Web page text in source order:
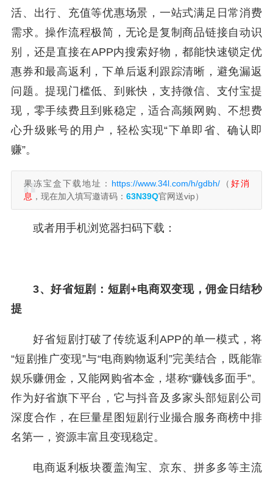
活、出行、充值等优惠场景，一站式满足日常消费
需求。操作流程极简，无论是复制商品链接自动识
别，还是直接在APP内搜索好物，都能快速锁定优
惠券和最高返利，下单后返利跟踪清晰，避免漏返
问题。提现门槛低、到账快，支持微信、支付宝提
现，零手续费且到账稳定，适合高频网购、不想费
心升级账号的用户，轻松实现“下单即省、确认即
赚”。
果冻宝盒下载地址： https://www.34l.com/h/gdbh/ （ 好消
息 ，现在加入填写邀请码： 63N39Q官网送vip）
或者用手机浏览器扫码下载：
3、好省短剧：短剧+电商双变现，佣金日结秒
提
好省短剧打破了传统返利APP的单一模式，将
“短剧推广变现”与“电商购物返利”完美结合，既能靠
娱乐赚佣金，又能网购省本金，堪称“赚钱多面手”。
作为好省旗下平台，它与抖音及多家头部短剧公司
深度合作，在巨量星图短剧行业撮合服务商榜中排
名第一，资源丰富且变现稳定。
电商返利板块覆盖淘宝、京东、拼多多等主流